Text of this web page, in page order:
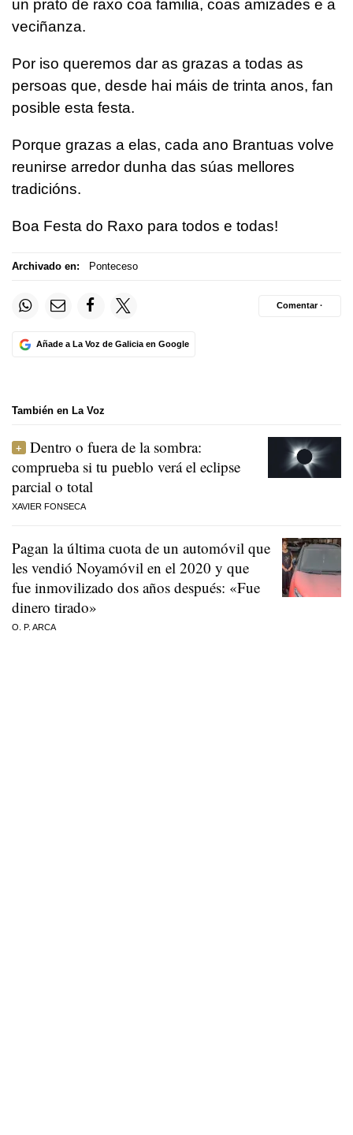
un prato de raxo coa familia, coas amizades e a
veciñanza.
Por iso queremos dar as grazas a todas as
persoas que, desde hai máis de trinta anos, fan
posible esta festa.
Porque grazas a elas, cada ano Brantuas volve
reunirse arredor dunha das súas mellores
tradicións.
Boa Festa do Raxo para todos e todas!
Archivado en: Ponteceso
Añade a La Voz de Galicia en Google
Comentar ·
También en La Voz
Dentro o fuera de la sombra:
comprueba si tu pueblo verá el eclipse
parcial o total
XAVIER FONSECA
Pagan la última cuota de un automóvil que
les vendió Noyamóvil en el 2020 y que
fue inmovilizado dos años después: «Fue
dinero tirado»
O. P. ARCA